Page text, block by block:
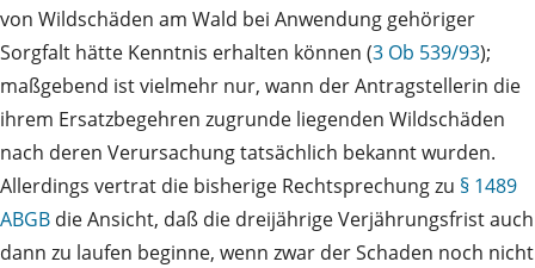
von Wildschäden am Wald bei Anwendung gehöriger
Sorgfalt hätte Kenntnis erhalten können (3 Ob 539/93);
maßgebend ist vielmehr nur, wann der Antragstellerin die
ihrem Ersatzbegehren zugrunde liegenden Wildschäden
nach deren Verursachung tatsächlich bekannt wurden.
Allerdings vertrat die bisherige Rechtsprechung zu § 1489
ABGB die Ansicht, daß die dreijährige Verjährungsfrist auch
dann zu laufen beginne, wenn zwar der Schaden noch nicht